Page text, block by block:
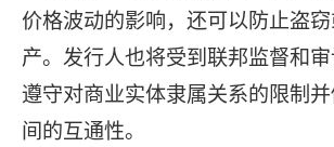
价格波动的影响，还可以防止盗
产。发行人也将受到联邦监督和
遵守对商业实体隶属关系的限制
间的互通性。